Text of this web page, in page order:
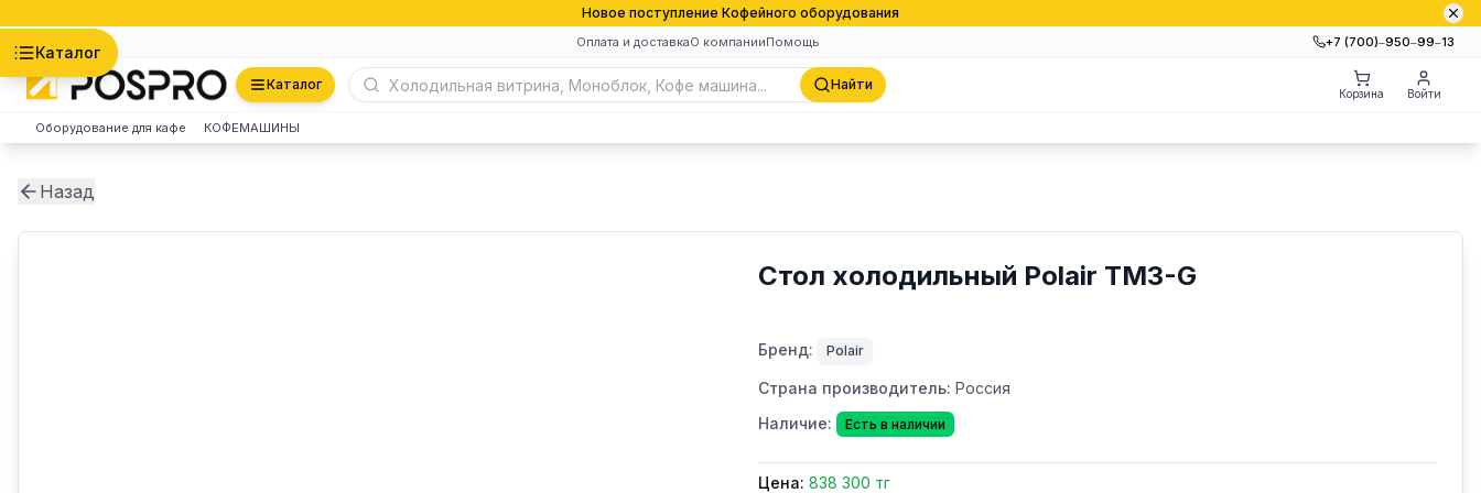
Новое поступление Кофейного оборудования
Оплата и доставкаО компанииПомощь +7 (700)‒950‒99‒13
Каталог
Каталог Найти
Корзина Войти
Оборудование для кафе КОФЕМАШИНЫ
Назад
Стол холодильный Polair TM3-G
Бренд: Polair
Страна производитель: Россия
Наличие:
Есть в наличии
Цена: 838 300 тг